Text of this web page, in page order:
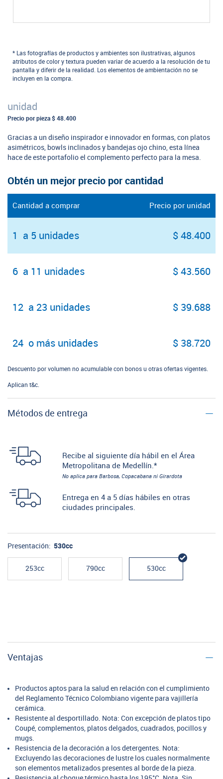
* Las fotografías de productos y ambientes son ilustrativas, algunos
atributos de color y textura pueden variar de acuerdo a la resolución de tu
pantalla y diferir de la realidad. Los elementos de ambientación no se
incluyen en la compra.
unidad
Precio por pieza $ 48.400
Gracias a un diseño inspirador e innovador en formas, con platos
asimétricos, bowls inclinados y bandejas ojo chino, esta línea
hace de este portafolio el complemento perfecto para la mesa.
Obtén un mejor precio por cantidad
Cantidad a comprar Precio por unidad
1 a 5 unidades $ 48.400
6 a 11 unidades $ 43.560
12 a 23 unidades $ 39.688
24 o más unidades $ 38.720
Descuento por volumen no acumulable con bonos u otras ofertas vigentes.
Aplican t&c.
Métodos de entrega
Recibe al siguiente día hábil en el Área
Metropolitana de Medellín.*
No aplica para Barbosa, Copacabana ni Girardota
Entrega en 4 a 5 días hábiles en otras
ciudades principales.
Presentación: 530cc
253cc 790cc 530cc
Ventajas
Productos aptos para la salud en relación con el cumplimiento
del Reglamento Técnico Colombiano vigente para vajillería
cerámica.
Resistente al desportillado. Nota: Con excepción de platos tipo
Coupé, complementos, platos delgados, cuadrados, pocillos y
mugs.
Resistencia de la decoración a los detergentes. Nota:
Excluyendo las decoraciones de lustre los cuales normalmente
son elementos metalizados presentes al borde de la pieza.